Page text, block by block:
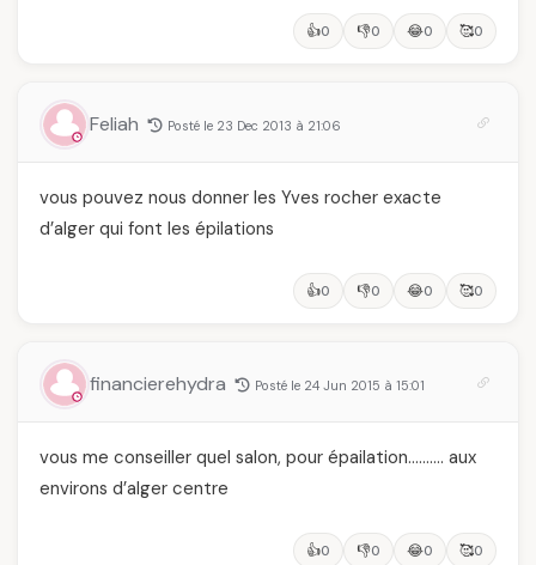
👍0 👎0 😂0 🥰0
Feliah Posté le 23 Dec 2013 à 21:06
vous pouvez nous donner les Yves rocher exacte
d’alger qui font les épilations
👍0 👎0 😂0 🥰0
financierehydra Posté le 24 Jun 2015 à 15:01
vous me conseiller quel salon, pour épailation………. aux
environs d’alger centre
👍0 👎0 😂0 🥰0